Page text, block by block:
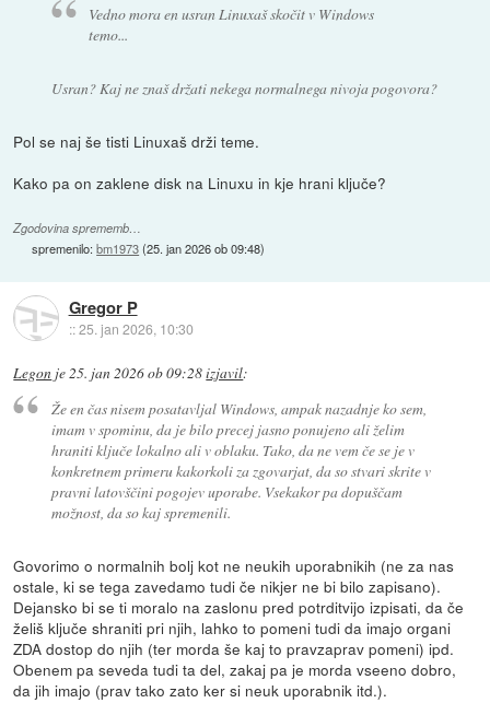
Vedno mora en usran Linuxaš skočit v Windows
temo...
Usran? Kaj ne znaš držati nekega normalnega nivoja pogovora?
Pol se naj še tisti Linuxaš drži teme.
Kako pa on zaklene disk na Linuxu in kje hrani ključe?
Zgodovina sprememb…
spremenilo:bm1973(25. jan 2026 ob 09:48)
Gregor P
::25. jan 2026, 10:30
Legon je25. jan 2026 ob 09:28izjavil:
Že en čas nisem posatavljal Windows, ampak nazadnje ko sem,
imam v spominu, da je bilo precej jasno ponujeno ali želim
hraniti ključe lokalno ali v oblaku. Tako, da ne vem če se je v
konkretnem primeru kakorkoli za zgovarjat, da so stvari skrite v
pravni latovščini pogojev uporabe. Vsekakor pa dopuščam
možnost, da so kaj spremenili.
Govorimo o normalnih bolj kot ne neukih uporabnikih (ne za nas
ostale, ki se tega zavedamo tudi če nikjer ne bi bilo zapisano).
Dejansko bi se ti moralo na zaslonu pred potrditvijo izpisati, da če
želiš ključe shraniti pri njih, lahko to pomeni tudi da imajo organi
ZDA dostop do njih (ter morda še kaj to pravzaprav pomeni) ipd.
Obenem pa seveda tudi ta del, zakaj pa je morda vseeno dobro,
da jih imajo (prav tako zato ker si neuk uporabnik itd.).